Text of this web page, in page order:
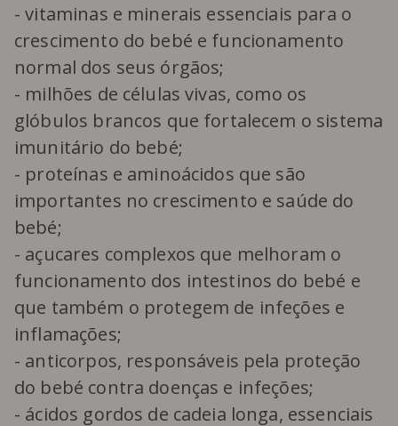
- vitaminas e minerais essenciais para o
crescimento do bebé e funcionamento
normal dos seus órgãos;
- milhões de células vivas, como os
glóbulos brancos que fortalecem o sistema
imunitário do bebé;
- proteínas e aminoácidos que são
importantes no crescimento e saúde do
bebé;
- açucares complexos que melhoram o
funcionamento dos intestinos do bebé e
que também o protegem de infeções e
inflamações;
- anticorpos, responsáveis pela proteção
do bebé contra doenças e infeções;
- ácidos gordos de cadeia longa, essenciais